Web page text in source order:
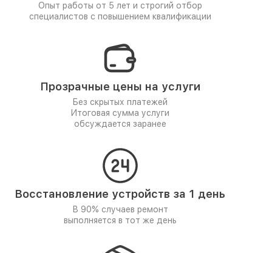
Опыт работы от 5 лет и строгий отбор
специалистов с повышением квалификации
Прозрачные цены на услуги
Без скрытых платежей
Итоговая сумма услуги
обсуждается заранее
Восстановление устройств за 1 день
В 90% случаев ремонт
выполняется в тот же день